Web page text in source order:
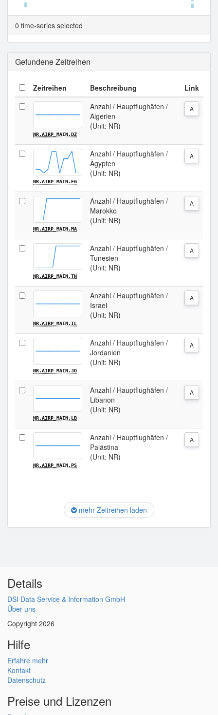
Tabellenansicht.
0 time-series selected
Gefundene Zeitreihen
Zeitreihen Beschreibung Link
NR.AIRP_MAIN.DZ
Anzahl / Hauptflughäfen /
Algerien
(Unit: NR)
A
NR.AIRP_MAIN.EG
Anzahl / Hauptflughäfen /
Ägypten
(Unit: NR)
A
NR.AIRP_MAIN.MA
Anzahl / Hauptflughäfen /
Marokko
(Unit: NR)
A
NR.AIRP_MAIN.TN
Anzahl / Hauptflughäfen /
Tunesien
(Unit: NR)
A
NR.AIRP_MAIN.IL
Anzahl / Hauptflughäfen /
Israel
(Unit: NR)
A
NR.AIRP_MAIN.JO
Anzahl / Hauptflughäfen /
Jordanien
(Unit: NR)
A
NR.AIRP_MAIN.LB
Anzahl / Hauptflughäfen /
Libanon
(Unit: NR)
A
NR.AIRP_MAIN.PS
Anzahl / Hauptflughäfen /
Palästina
(Unit: NR)
A
mehr Zeitreihen laden
Details
DSI Data Service & Information GmbH
Über uns
Copyright 2026
Hilfe
Erfahre mehr
Kontakt
Datenschutz
Preise und Lizenzen